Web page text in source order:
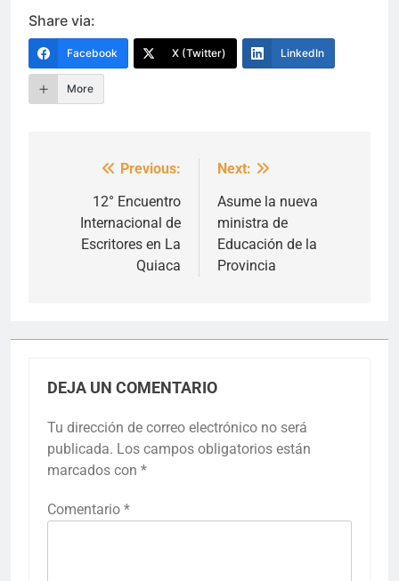
Share via:
Facebook X (Twitter) LinkedIn
More
Navegación
entradas
Previous:
12° Encuentro
Internacional de
Escritores en La
Quiaca
Next:
Asume la nueva
ministra de
Educación de la
Provincia
DEJA UN COMENTARIO
Tu dirección de correo electrónico no será
publicada. Los campos obligatorios están
marcados con *
Comentario *